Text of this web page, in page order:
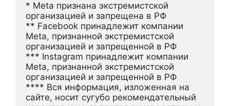
* Meta признана экстремистской
организацией и запрещена в РФ
** Facebook принадлежит компании
Meta, признанной экстремистской
организацией и запрещенной в РФ
*** Instagram принадлежит компании
Meta, признанной экстремистской
организацией и запрещенной в РФ
**** Вся информация, изложенная на
сайте, носит сугубо рекомендательный